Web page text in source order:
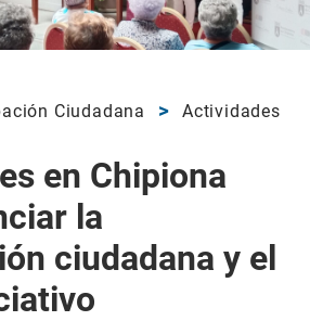
Ciudadana Actividades
en Chipiona
la
ciudadana y el